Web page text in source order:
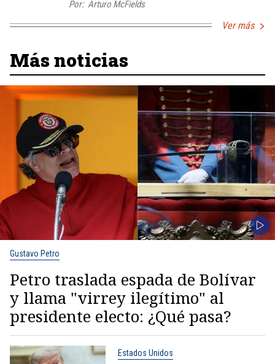
Por: Arturo McFields
Ver más
Más noticias
Gustavo Petro
Petro traslada espada de Bolívar
y llama "virrey ilegítimo" al
presidente electo: ¿Qué pasa?
Estados Unidos